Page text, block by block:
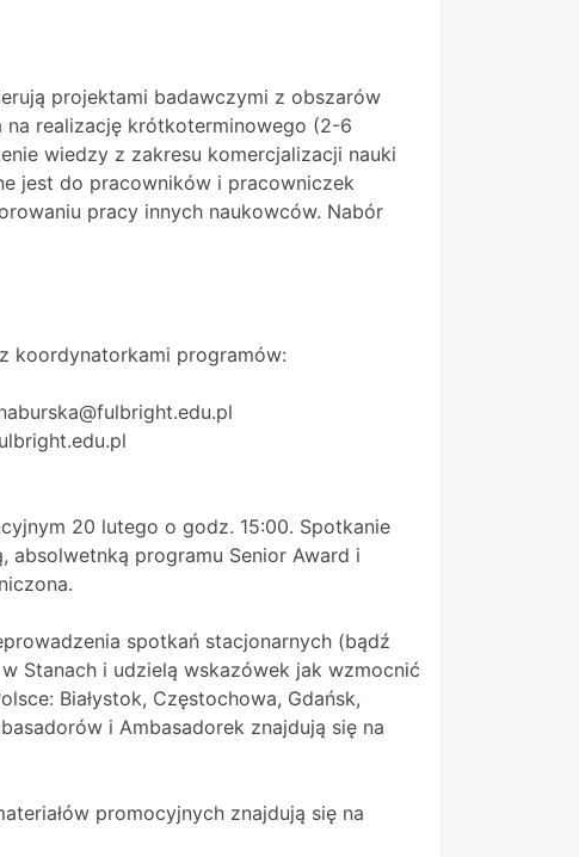
projektami badawczymi z obszarów
na realizację krótkoterminowego (2-6
wiedzy z zakresu komercjalizacji nauki
jest do pracowników i pracowniczek
pracy innych naukowców. Nabór
koordynatorkami programów:
20 lutego o godz. 15:00. Spotkanie
absolwetnką programu Senior Award i
spotkań stacjonarnych (bądź
Stanach i udzielą wskazówek jak wzmocnić
Białystok, Częstochowa, Gdańsk,
i Ambasadorek znajdują się na
promocyjnych znajdują się na